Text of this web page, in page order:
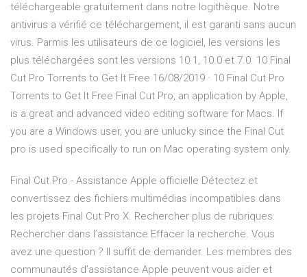
téléchargeable gratuitement dans notre logithèque. Notre
antivirus a vérifié ce téléchargement, il est garanti sans aucun
virus. Parmis les utilisateurs de ce logiciel, les versions les
plus téléchargées sont les versions 10.1, 10.0 et 7.0. 10 Final
Cut Pro Torrents to Get It Free 16/08/2019 · 10 Final Cut Pro
Torrents to Get It Free Final Cut Pro, an application by Apple,
is a great and advanced video editing software for Macs. If
you are a Windows user, you are unlucky since the Final Cut
pro is used specifically to run on Mac operating system only.
Final Cut Pro - Assistance Apple officielle Détectez et
convertissez des fichiers multimédias incompatibles dans
les projets Final Cut Pro X. Rechercher plus de rubriques.
Rechercher dans l’assistance Effacer la recherche. Vous
avez une question ? Il suffit de demander. Les membres des
communautés d’assistance Apple peuvent vous aider et